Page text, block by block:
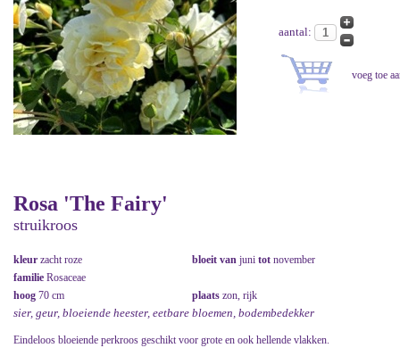
aantal:
Rosa 'The Fairy'
struikroos
kleur zacht roze bloeit van juni tot november
familie Rosaceae
hoog 70 cm plaats zon, rijk
sier, geur, bloeiende heester, eetbare bloemen, bodembedekker
Eindeloos bloeiende perkroos geschikt voor grote en ook hellende vlakken.